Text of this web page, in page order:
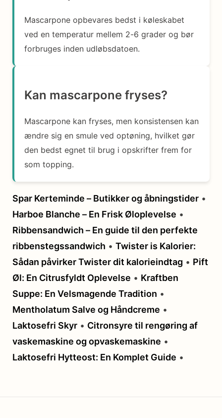
Mascarpone opbevares bedst i køleskabet
ved en temperatur mellem 2-6 grader og bør
forbruges inden udløbsdatoen.
Kan mascarpone fryses?
Mascarpone kan fryses, men konsistensen kan
ændre sig en smule ved optøning, hvilket gør
den bedst egnet til brug i opskrifter frem for
som topping.
Spar Kerteminde – Butikker og åbningstider •
Harboe Blanche – En Frisk Øloplevelse •
Ribbensandwich – En guide til den perfekte
ribbenstegssandwich • Twister is Kalorier:
Sådan påvirker Twister dit kalorieindtag • Pift
Øl: En Citrusfyldt Oplevelse • Kraftben
Suppe: En Velsmagende Tradition •
Mentholatum Salve og Håndcreme •
Laktosefri Skyr • Citronsyre til rengøring af
vaskemaskine og opvaskemaskine •
Laktosefri Hytteost: En Komplet Guide •